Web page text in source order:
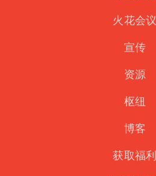
火花会议
宣传
资源
枢纽
博客
获取福利